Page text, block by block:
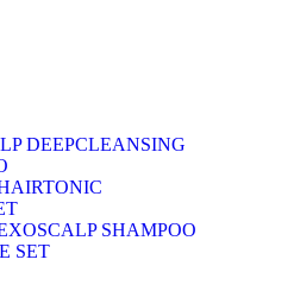
DEEPCLEANSING
SHAMPOO
SET